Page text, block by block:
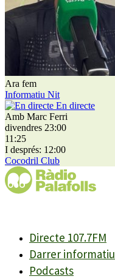
Ara fem
Informatiu Nit
En directe
Amb Marc Ferri
divendres 23:00
11:25
I després: 12:00
Cocodril Club
Directe 107.7FM
Darrer informatiu
Podcasts